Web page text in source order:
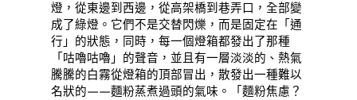
燈，從東邊到西邊，從高架橋到巷弄口，全部變
成了綠燈。它們不是交替閃爍，而是固定在「通
行」的狀態，同時，每一個燈箱都發出了那種
「咕嚕咕嚕」的聲音，並且有一層淡淡的、熱氣
騰騰的白霧從燈箱的頂部冒出，散發出一種難以
名狀的——麵粉蒸煮過頭的氣味。「麵粉焦慮？